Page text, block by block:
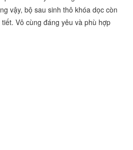
vậy, bộ sau sinh thô khóa dọc còn
Vô cùng đáng yêu và phù hợp